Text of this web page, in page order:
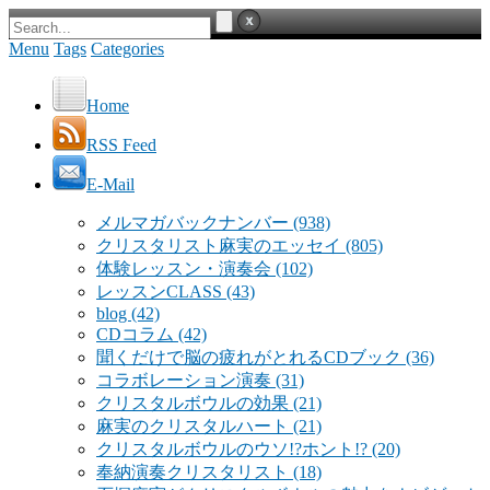
Menu Tags Categories
Home
RSS Feed
E-Mail
メルマガバックナンバー (938)
クリスタリスト麻実のエッセイ (805)
体験レッスン・演奏会 (102)
レッスンCLASS (43)
blog (42)
CDコラム (42)
聞くだけで脳の疲れがとれるCDブック (36)
コラボレーション演奏 (31)
クリスタルボウルの効果 (21)
麻実のクリスタルハート (21)
クリスタルボウルのウソ!?ホント!? (20)
奉納演奏クリスタリスト (18)